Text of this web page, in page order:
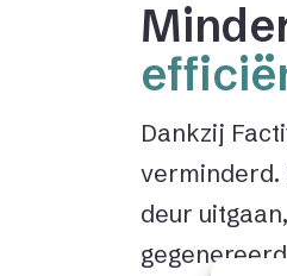
Dankzij
verminderd.
deur
gegenereerd.